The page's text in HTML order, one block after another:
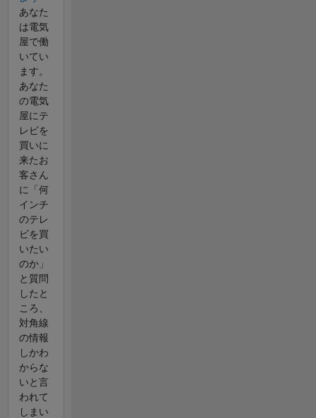
あなた
は電気
屋で働
いてい
ます。
あなた
の電気
屋にテ
レビを
買いに
来たお
客さん
に「何
インチ
のテレ
ビを買
いたい
のか」
と質問
したと
ころ、
対角線
の情報
しかわ
からな
いと言
われて
しまい